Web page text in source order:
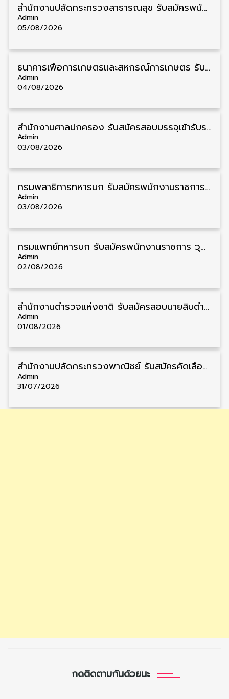
สำนักงานปลัดกระทรวงสาธารณสุข รับสมัครพนักงานราชการรูปแบบพิเศษ วุฒิ ปวส./ป.ตรี 102 อัตรา รับสมัคร 17 – 28 สิงหาคม
Admin
05/08/2026
ธนาคารเพื่อการเกษตรและสหกรณ์การเกษตร รับสมัครบุคคลเพื่อเป็นผู้ช่วยพนักงาน วุฒิ ป.ตรี 5 อัตรา รับสมัคร 4 – 14 สิงหาคม
Admin
04/08/2026
สํานักงานศาลปกครอง รับสมัครสอบบรรจุเข้ารับราชการ วุฒิ ป.ตรี 72 อัตรา รับสมัคร 31 สิงหาคม – 18 กันยายน
Admin
03/08/2026
กรมพลาธิการทหารบก รับสมัครพนักงานราชการ วุฒิ ม.3/ม.6/ปวช. 66 อัตรา รับสมัคร 10 – 17 สิงหาคม
Admin
03/08/2026
กรมแพทย์ทหารบก รับสมัครพนักงานราชการ วุฒิ ม.3/ม.6/ปวช./ปวท./ปวส. 6 อัตรา รับสมัคร 3 – 7 สิงหาคม
Admin
02/08/2026
สำนักงานตำรวจแห่งชาติ รับสมัครสอบนายสิบตำรวจ วุฒิ ม.6/ปวช. 6,000 อัตรา รับสมัคร 8 – 19 สิงหาคม
Admin
01/08/2026
สำนักงานปลัดกระทรวงพาณิชย์ รับสมัครคัดเลือกพนักงานราชการ วุฒิ ปวส./ป.ตรี 11 อัตรา รับสมัคร 10 – 21 สิงหาคม
Admin
31/07/2026
กดติดตามกันด้วยนะ